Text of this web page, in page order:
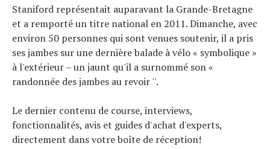
Staniford représentait auparavant la Grande-Bretagne
et a remporté un titre national en 2011. Dimanche, avec
environ 50 personnes qui sont venues soutenir, il a pris
ses jambes sur une dernière balade à vélo « symbolique »
à l'extérieur – un jaunt qu'il a surnommé son «
randonnée des jambes au revoir ''.
Le dernier contenu de course, interviews,
fonctionnalités, avis et guides d'achat d'experts,
directement dans votre boîte de réception!